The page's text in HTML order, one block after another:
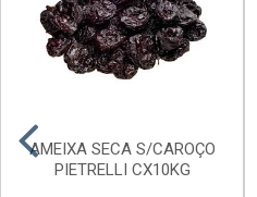
AMEIXA SECA S/CAROÇO
PIETRELLI CX10KG